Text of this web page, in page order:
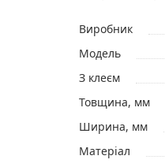
Виробник
Модель
З клеєм
Товщина, мм
Ширина, мм
Матеріал